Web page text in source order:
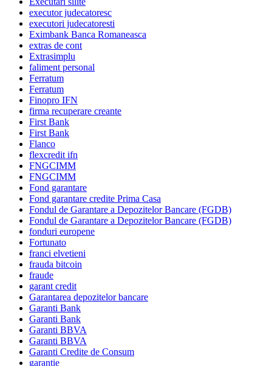
executor judecatoresc
executori judecatoresti
Eximbank Banca Romaneasca
extras de cont
Extrasimplu
faliment personal
Ferratum
Ferratum
Finopro IFN
firma recuperare creante
First Bank
First Bank
Flanco
flexcredit ifn
FNGCIMM
FNGCIMM
Fond garantare
Fond garantare credite Prima Casa
Fondul de Garantare a Depozitelor Bancare (FGDB)
Fondul de Garantare a Depozitelor Bancare (FGDB)
fonduri europene
Fortunato
franci elvetieni
frauda bitcoin
fraude
garant credit
Garantarea depozitelor bancare
Garanti Bank
Garanti Bank
Garanti BBVA
Garanti BBVA
Garanti Credite de Consum
garantie